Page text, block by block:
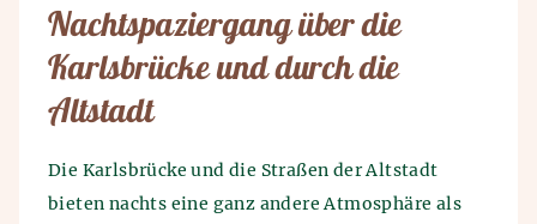
Nachtspaziergang über die
Karlsbrücke und durch die
Altstadt
Die Karlsbrücke und die Straßen der Altstadt
bieten nachts eine ganz andere Atmosphäre als